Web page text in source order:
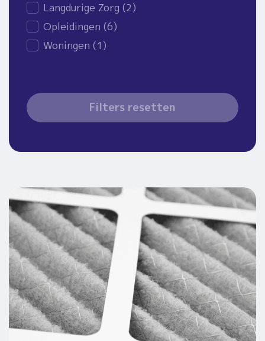
Langdurige Zorg (2)
Opleidingen (6)
Woningen (1)
Filters resetten